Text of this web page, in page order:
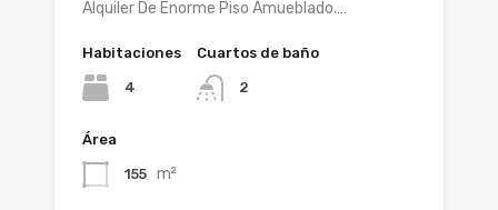
Alquiler De Enorme Piso Amueblado.…
Habitaciones
4
Cuartos de baño
2
Área
155 m²